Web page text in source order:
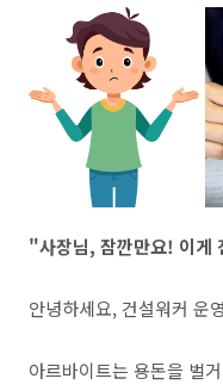
"사장님, 잠깐만요! 이게
안녕하세요, 건설워커
아르바이트는 용돈을 벌